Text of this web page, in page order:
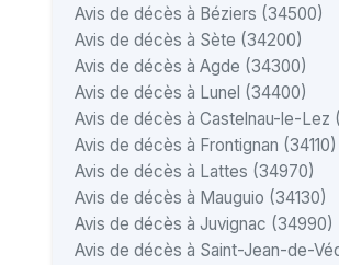
Avis de décès à Béziers (34500)
Avis de décès à Sète (34200)
Avis de décès à Agde (34300)
Avis de décès à Lunel (34400)
Avis de décès à Castelnau-le-Lez
Avis de décès à Frontignan (34110)
Avis de décès à Lattes (34970)
Avis de décès à Mauguio (34130)
Avis de décès à Juvignac (34990)
Avis de décès à Saint-Jean-de-